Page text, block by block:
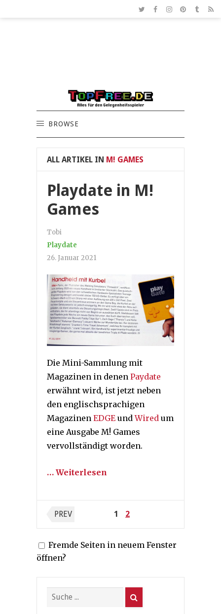
BROWSE
ALL ARTIKEL IN M! GAMES
Playdate in M!
Games
Tobi
Playdate
26. Januar 2021
Die Mini-Sammlung mit
Magazinen in denen Paydate
erwähnt wird, ist jetzt neben
den englischsprachigen
Magazinen EDGE undWired um
eine Ausgabe M! Games
vervollständigt worden.
… Weiterlesen
Seitennummerierung
der
Beiträge
PREV 1 2
Fremde Seiten in neuem Fenster
öffnen?